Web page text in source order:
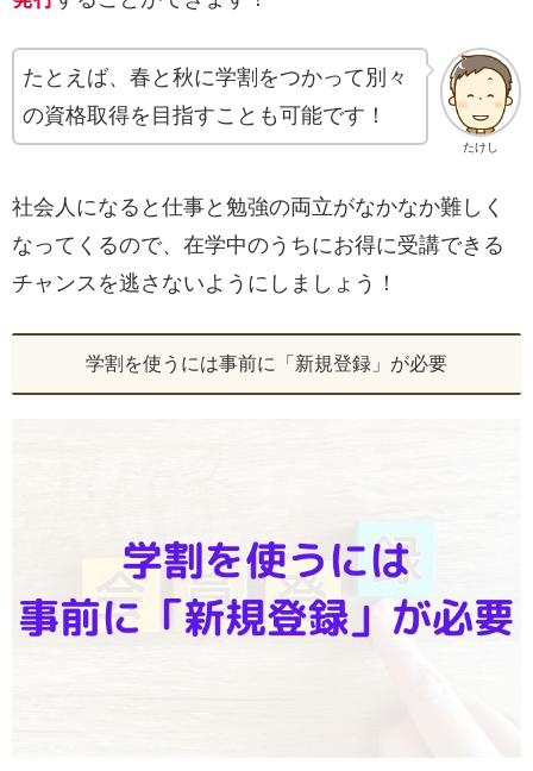
たけし
たとえば、春と秋に学割をつかって別々
の資格取得を目指すことも可能です！
社会人になると仕事と勉強の両立がなかなか難しく
なってくるので、在学中のうちにお得に受講できる
チャンスを逃さないようにしましょう！
学割を使うには事前に「新規登録」が必要